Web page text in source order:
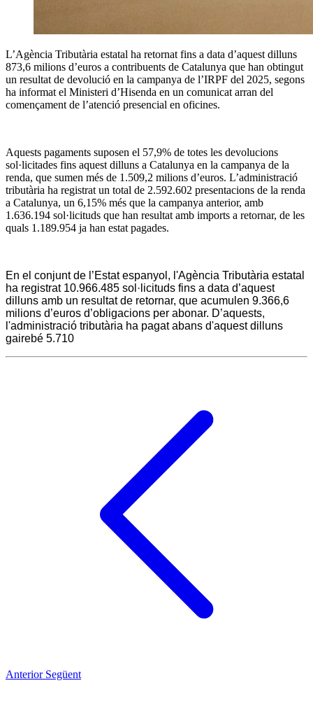
L’Agència Tributària estatal ha retornat fins a data d’aquest dilluns
873,6 milions d’euros a contribuents de Catalunya que han obtingut
un resultat de devolució en la campanya de l’IRPF del 2025, segons
ha informat el Ministeri d’Hisenda en un comunicat arran del
començament de l’atenció presencial en oficines.
Aquests pagaments suposen el 57,9% de totes les devolucions
sol·licitades fins aquest dilluns a Catalunya en la campanya de la
renda, que sumen més de 1.509,2 milions d’euros. L’administració
tributària ha registrat un total de 2.592.602 presentacions de la renda
a Catalunya, un 6,15% més que la campanya anterior, amb
1.636.194 sol·licituds que han resultat amb imports a retornar, de les
quals 1.189.954 ja han estat pagades.
En el conjunt de l’Estat espanyol, l'Agència Tributària estatal
ha registrat 10.966.485 sol·licituds fins a data d’aquest
dilluns amb un resultat de retornar, que acumulen 9.366,6
milions d’euros d’obligacions per abonar. D’aquests,
l'administració tributària ha pagat abans d'aquest dilluns
gairebé 5.710
Anterior Següent